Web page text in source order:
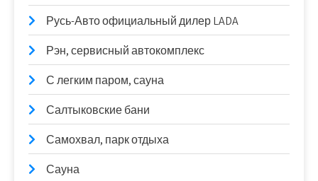
Русь-Авто официальный дилер LADA
Рэн, сервисный автокомплекс
С легким паром, сауна
Салтыковские бани
Самохвал, парк отдыха
Сауна